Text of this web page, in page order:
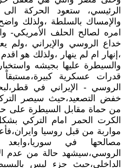
الرئيسي، ستعود الحركة
والإمساك بالسلطة ،ولذلك
امره لصالح الحلف الأمريكي-
خداع الروسي والإيراني ،ولم
،إنهار ام لم ينهار ،ولذلك هو
والسيطرة عليها بجيشه
قدرات عسكرية كبيرة،مستبقاً
الروسي - الإيراني في
خفض التصعيد،حيث سيصر
من حماة مقابل السيطرة على
الكرت الحمر امام التركي
مواربة من قبل روسيا
مصالحها في
الروسي،سيشهد حالة من عدم
الداخلي،حيث جزء ليس